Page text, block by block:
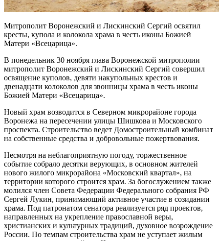
Митрополит Воронежский и Лискинский Сергий освятил
кресты, купола и колокола храма в честь иконы Божией
Матери «Всецарица».
В понедельник 30 ноября глава Воронежской митрополии
митрополит Воронежский и Лискинский Сергий совершил
освящение куполов, девяти накупольных крестов и
двенадцати колоколов для звонницы храма в честь иконы
Божией Матери «Всецарица».
Новый храм возводится в Северном микрорайоне города
Воронежа на пересечении улицы Шишкова и Московского
проспекта. Строительство ведет Домостроительный комбинат
на собственные средства и добровольные пожертвования.
Несмотря на неблагоприятную погоду, торжественное
событие собрало десятки верующих, в основном жителей
нового жилого микрорайона «Московский квартал», на
территории которого строится храм. За богослужением также
молился член Совета Федерации Федерального собрания РФ
Сергей Лукин, принимающий активное участие в созидании
храма. Под патронатом сенатора реализуется ряд проектов,
направленных на укрепление православной веры,
христианских и культурных традиций, духовное возрождение
России. По темпам строительства храм не уступает жилым